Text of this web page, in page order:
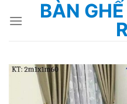
qua
BÀN